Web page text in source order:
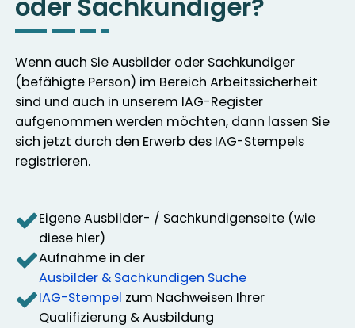
oder Sachkundiger?
Wenn auch Sie Ausbilder oder Sachkundiger
(befähigte Person) im Bereich Arbeitssicherheit
sind und auch in unserem IAG-Register
aufgenommen werden möchten, dann lassen Sie
sich jetzt durch den Erwerb des IAG-Stempels
registrieren.
Eigene Ausbilder- / Sachkundigenseite (wie
diese hier)
Aufnahme in der
Ausbilder & Sachkundigen Suche
IAG-Stempel zum Nachweisen Ihrer
Qualifizierung & Ausbildung